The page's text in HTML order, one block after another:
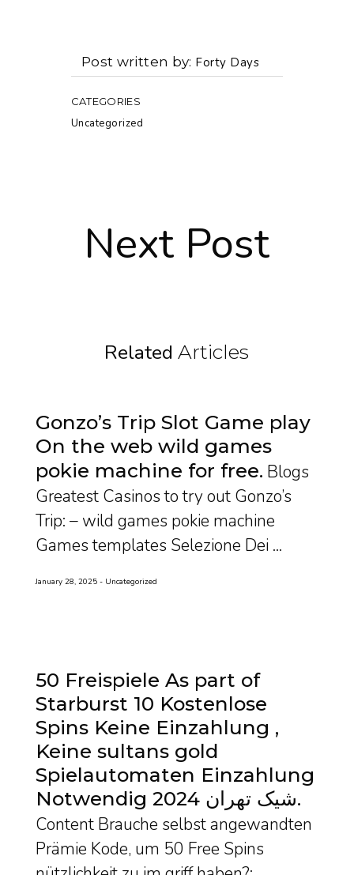
Post written by Forty Days
CATEGORIES
Uncategorized
Next Post
Related Articles
Gonzo’s Trip Slot Game play
On the web wild games
pokie machine for free Blogs
Greatest Casinos to try out Gonzo’s
Trip: – wild games pokie machine
Games templates Selezione Dei ...
January 28, 2025 Uncategorized
50 Freispiele As part of
Starburst 10 Kostenlose
Spins Keine Einzahlung ,
Keine sultans gold
Spielautomaten Einzahlung
Notwendig 2024 شیک تهران
Content Brauche selbst angewandten
Prämie Kode, um 50 Free Spins